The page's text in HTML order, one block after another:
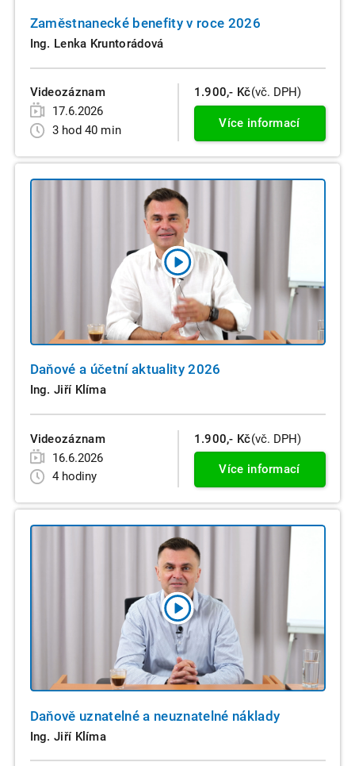
Zaměstnanecké benefity v roce 2026
Ing. Lenka Kruntorádová
Videozáznam
17.6.2026
3 hod 40 min
1.900,- Kč(vč. DPH)
Více informací
Daňové a účetní aktuality 2026
Ing. Jiří Klíma
Videozáznam
16.6.2026
4 hodiny
1.900,- Kč(vč. DPH)
Více informací
Daňově uznatelné a neuznatelné náklady
Ing. Jiří Klíma